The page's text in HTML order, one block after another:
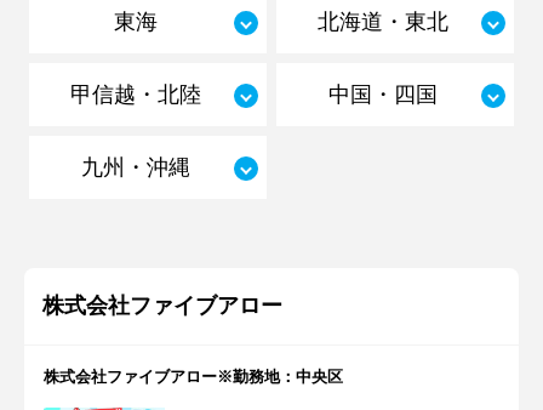
東海 北海道・東北
甲信越・北陸 中国・四国
九州・沖縄
株式会社ファイブアロー
株式会社ファイブアロー※勤務地：中央区